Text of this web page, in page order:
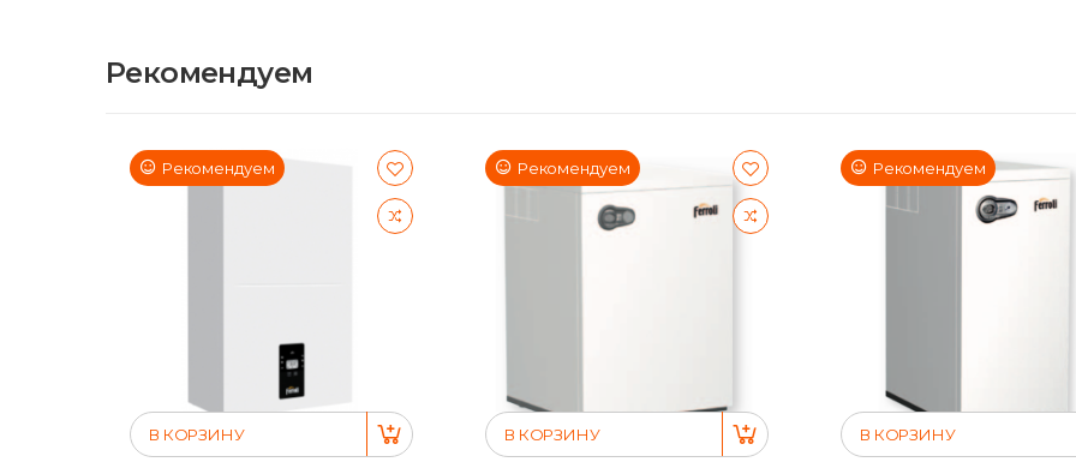
Рекомендуем
Рекомендуем
В КОРЗИНУ
Рекомендуем
В КОРЗИНУ
Рекомендуем
В КОРЗИНУ